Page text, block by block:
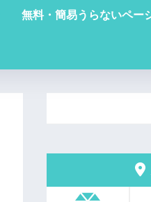
無料・簡易うらないペー